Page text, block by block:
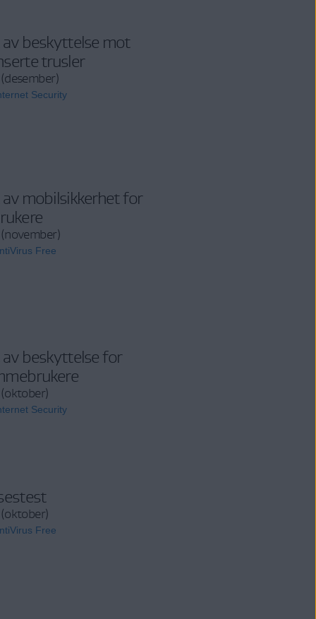
av beskyttelse mot
trusler
Security
av mobilsikkerhet for
Free
av beskyttelse for
Security
Free